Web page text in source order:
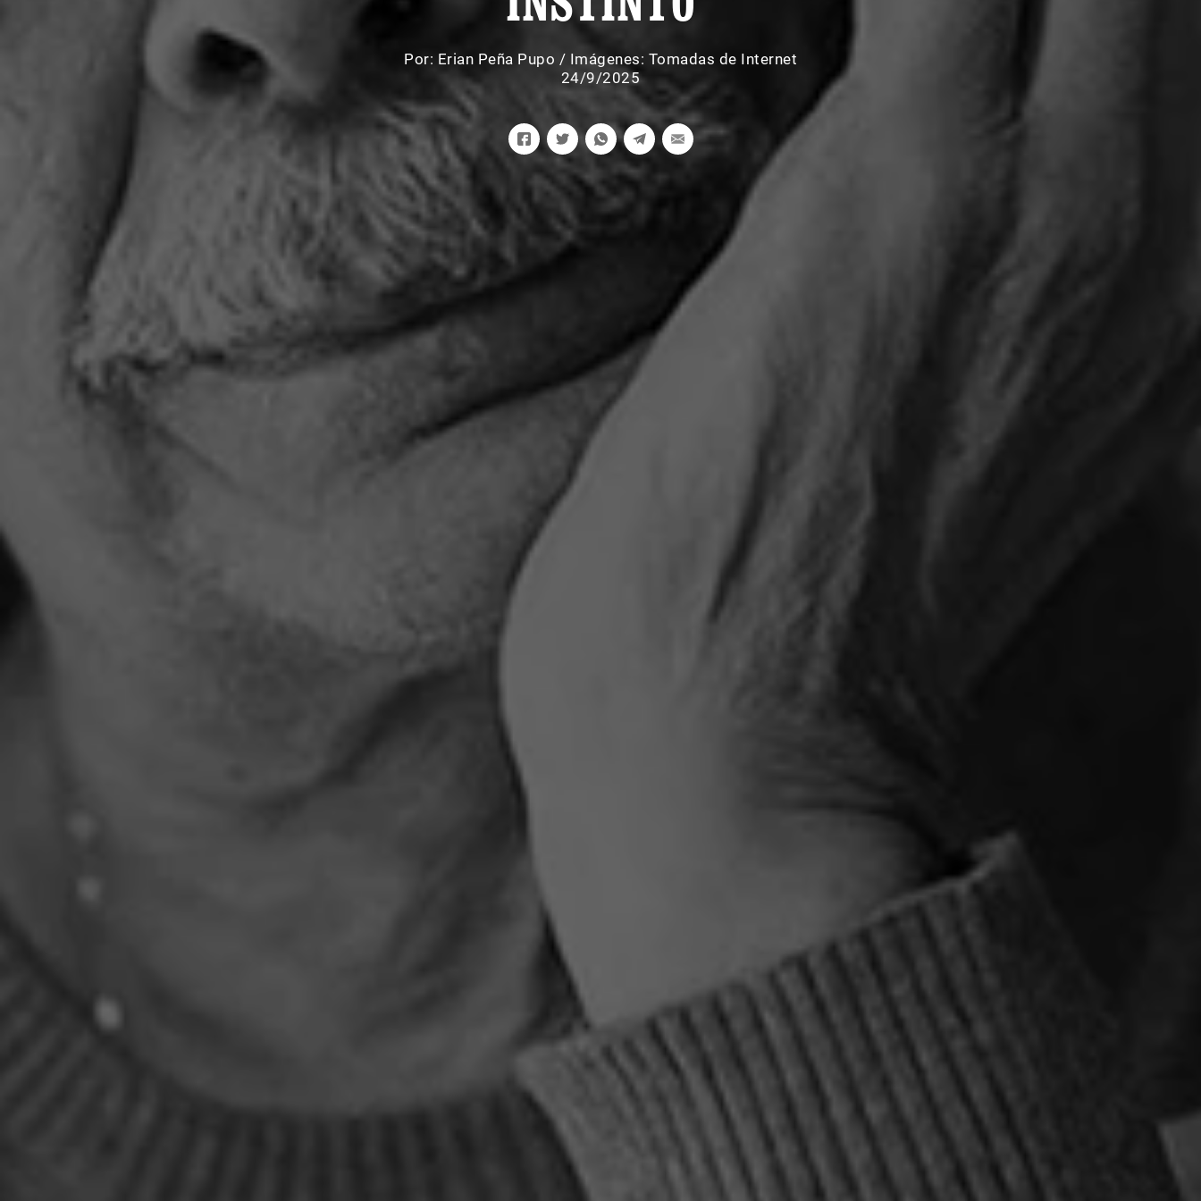
Por: Erian Peña Pupo / Imágenes: Tomadas de Internet
24/9/2025